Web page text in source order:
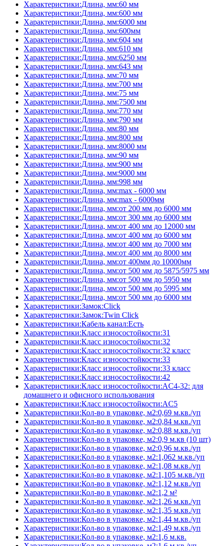
Характеристики:Длина, мм:60 мм
Характеристики:Длина, мм:600 мм
Характеристики:Длина, мм:6000 мм
Характеристики:Длина, мм:600мм
Характеристики:Длина, мм:604 мм
Характеристики:Длина, мм:610 мм
Характеристики:Длина, мм:6250 мм
Характеристики:Длина, мм:643 мм
Характеристики:Длина, мм:70 мм
Характеристики:Длина, мм:700 мм
Характеристики:Длина, мм:75 мм
Характеристики:Длина, мм:7500 мм
Характеристики:Длина, мм:770 мм
Характеристики:Длина, мм:790 мм
Характеристики:Длина, мм:80 мм
Характеристики:Длина, мм:800 мм
Характеристики:Длина, мм:8000 мм
Характеристики:Длина, мм:90 мм
Характеристики:Длина, мм:900 мм
Характеристики:Длина, мм:9000 мм
Характеристики:Длина, мм:998 мм
Характеристики:Длина, мм:max - 6000 мм
Характеристики:Длина, мм:max - 6000мм
Характеристики:Длина, мм:от 200 мм до 6000 мм
Характеристики:Длина, мм:от 300 мм до 6000 мм
Характеристики:Длина, мм:от 400 мм до 12000 мм
Характеристики:Длина, мм:от 400 мм до 6000 мм
Характеристики:Длина, мм:от 400 мм до 7000 мм
Характеристики:Длина, мм:от 400 мм до 8000 мм
Характеристики:Длина, мм:от 400мм до 10000мм
Характеристики:Длина, мм:от 500 мм до 5875/5975 мм
Характеристики:Длина, мм:от 500 мм до 5950 мм
Характеристики:Длина, мм:от 500 мм до 5995 мм
Характеристики:Длина, мм:от 500 мм до 6000 мм
Характеристики:Замок:Click
Характеристики:Замок:Twin Click
Характеристики:Кабель канал:Есть
Характеристики:Класс износостойкости:31
Характеристики:Класс износостойкости:32
Характеристики:Класс износостойкости:32 класс
Характеристики:Класс износостойкости:33
Характеристики:Класс износостойкости:33 класс
Характеристики:Класс износостойкости:42
Характеристики:Класс износостойкости:AC4-32: для
домашнего и офисного использования
Характеристики:Класс износостойкости:AC5
Характеристики:Кол-во в упаковке, м2:0,69 м.кв./уп
Характеристики:Кол-во в упаковке, м2:0,84 м.кв./уп
Характеристики:Кол-во в упаковке, м2:0,88 м.кв./уп
Характеристики:Кол-во в упаковке, м2:0,9 м.кв (10 шт)
Характеристики:Кол-во в упаковке, м2:0,96 м.кв./уп
Характеристики:Кол-во в упаковке, м2:1,062 м.кв./уп
Характеристики:Кол-во в упаковке, м2:1,08 м.кв./уп
Характеристики:Кол-во в упаковке, м2:1,105 м.кв./уп
Характеристики:Кол-во в упаковке, м2:1,12 м.кв./уп
Характеристики:Кол-во в упаковке, м2:1,2 м²
Характеристики:Кол-во в упаковке, м2:1,26 м.кв./уп
Характеристики:Кол-во в упаковке, м2:1,35 м.кв./уп
Характеристики:Кол-во в упаковке, м2:1,44 м.кв./уп
Характеристики:Кол-во в упаковке, м2:1,49 м.кв./уп
Характеристики:Кол-во в упаковке, м2:1,6 м.кв.